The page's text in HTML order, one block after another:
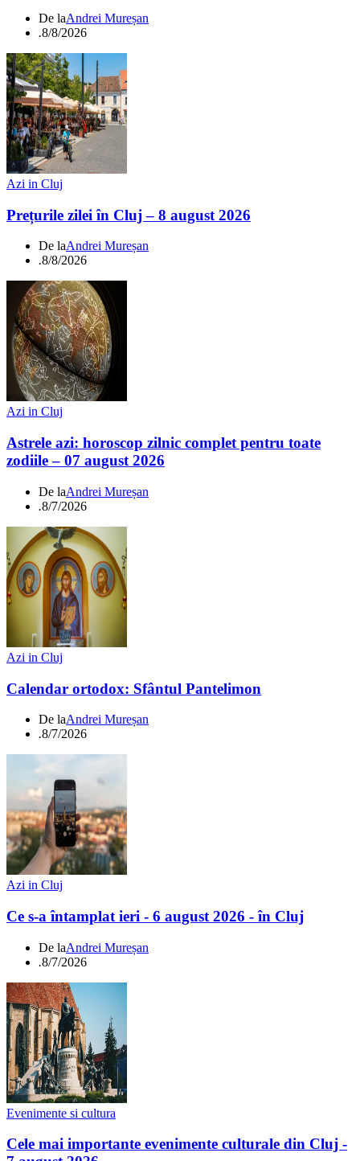
De laAndrei Mureșan
.8/8/2026
Azi in Cluj
Prețurile zilei în Cluj – 8 august 2026
De laAndrei Mureșan
.8/8/2026
Azi in Cluj
Astrele azi: horoscop zilnic complet pentru toate
zodiile – 07 august 2026
De laAndrei Mureșan
.8/7/2026
Azi in Cluj
Calendar ortodox: Sfântul Pantelimon
De laAndrei Mureșan
.8/7/2026
Azi in Cluj
Ce s-a întamplat ieri - 6 august 2026 - în Cluj
De laAndrei Mureșan
.8/7/2026
Evenimente si cultura
Cele mai importante evenimente culturale din Cluj -